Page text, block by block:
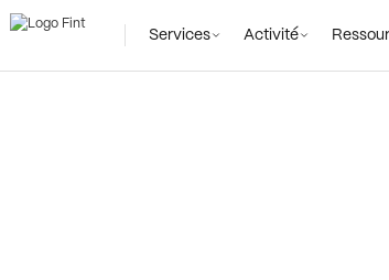
Général
Services Activité